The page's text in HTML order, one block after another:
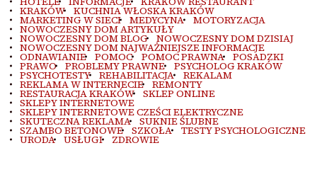
KRAKÓW KUCHNIA WŁOSKA KRAKÓW
MARKETING W SIECI MEDYCYNA MOTORYZACJA
NOWOCZESNY DOM ARTYKUŁY
NOWOCZESNY DOM BLOG NOWOCZESNY DOM DZISIAJ
NOWOCZESNY DOM NAJWAŻNIEJSZE INFORMACJE
ODNAWIANIE POMOC POMOC PRAWNA POSADZKI
PRAWO PROBLEMY PRAWNE PSYCHOLOG KRAKÓW
PSYCHOTESTY REHABILITACJA REKALAM
REKLAMA W INTERNECIE REMONTY
RESTAURACJA KRAKÓW SKLEP ONLINE
SKLEPY INTERNETOWE
SKLEPY INTERNETOWE CZEŚCI ELEKTRYCZNE
SKUTECZNA REKLAMA SUKNIE ŚLUBNE
SZAMBO BETONOWE SZKOŁA TESTY PSYCHOLOGICZNE
URODA USŁUGI ZDROWIE